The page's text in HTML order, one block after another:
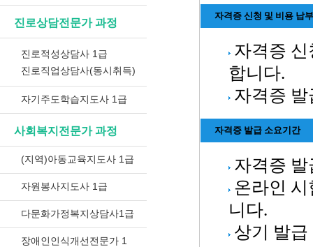
진로상담전문가 과정
진로적성상담사 1급
진로직업상담사(동시취득)
자기주도학습지도사 1급
사회복지전문가 과정
(지역)아동교육지도사 1급
자원봉사지도사 1급
다문화가정복지상담사1급
장애인인식개선전문가 1
자격증 신청 및 비용 납부
자격증
합니다.
자격증
자격증 발급 소요기간
자격증 발
온라인
니다.
상기 발